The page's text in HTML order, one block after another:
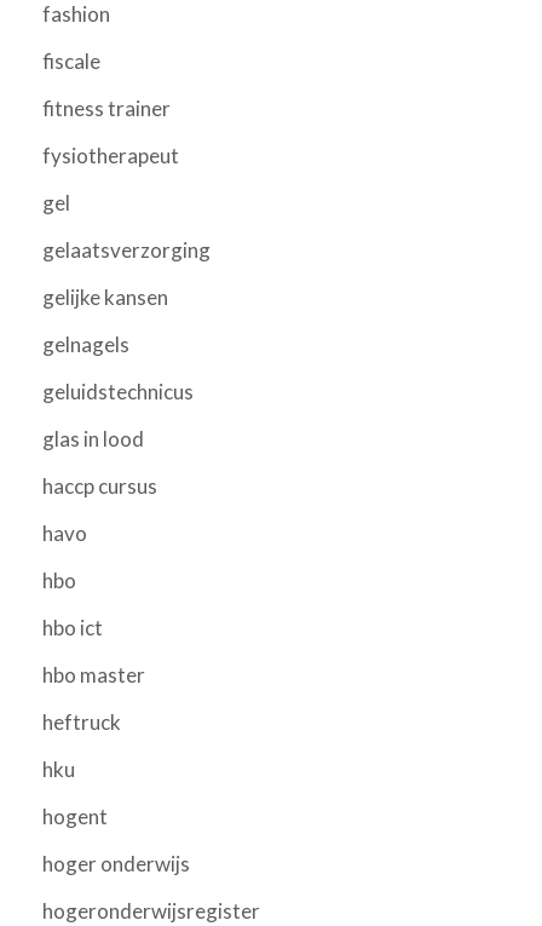
fashion
fiscale
fitness trainer
fysiotherapeut
gel
gelaatsverzorging
gelijke kansen
gelnagels
geluidstechnicus
glas in lood
haccp cursus
havo
hbo
hbo ict
hbo master
heftruck
hku
hogent
hoger onderwijs
hogeronderwijsregister